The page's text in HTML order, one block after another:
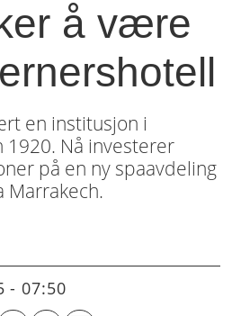
å være
en institusjon i
Nå investerer
på en ny spaavdeling
Marrakech.
- 07:50